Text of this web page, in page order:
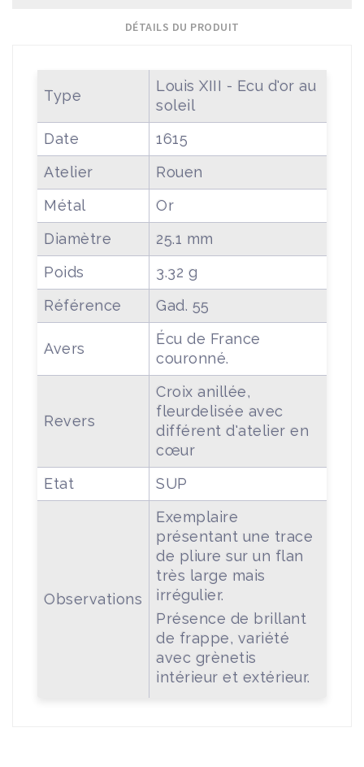
DÉTAILS DU PRODUIT
Type
Louis XIII - Ecu d'or au
soleil
Date
1615
Atelier
Rouen
Métal
Or
Diamètre
25.1 mm
Poids
3.32 g
Référence
Gad. 55
Avers
Écu de France
couronné.
Revers
Croix anillée,
fleurdelisée avec
différent d'atelier en
cœur
Etat
SUP
Observations
Exemplaire
présentant une trace
de pliure sur un flan
très large mais
irrégulier.
Présence de brillant
de frappe, variété
avec grènetis
intérieur et extérieur.